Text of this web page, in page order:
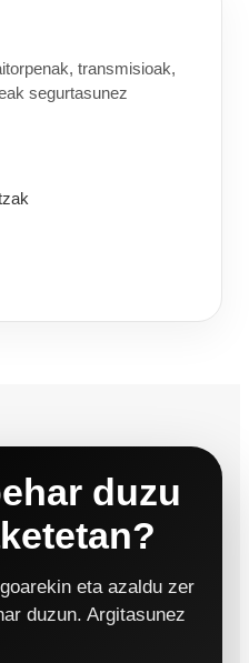
transmisioak,
segurtasunez
duzu
eta azaldu zer
duzun. Argitasunez